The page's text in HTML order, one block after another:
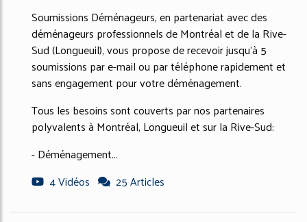
Soumissions Déménageurs, en partenariat avec des
déménageurs professionnels de Montréal et de la Rive-
Sud (Longueuil), vous propose de recevoir jusqu’à 5
soumissions par e-mail ou par téléphone rapidement et
sans engagement pour votre déménagement.
Tous les besoins sont couverts par nos partenaires
polyvalents à Montréal, Longueuil et sur la Rive-Sud:
- Déménagement...
4 Vidéos
25 Articles